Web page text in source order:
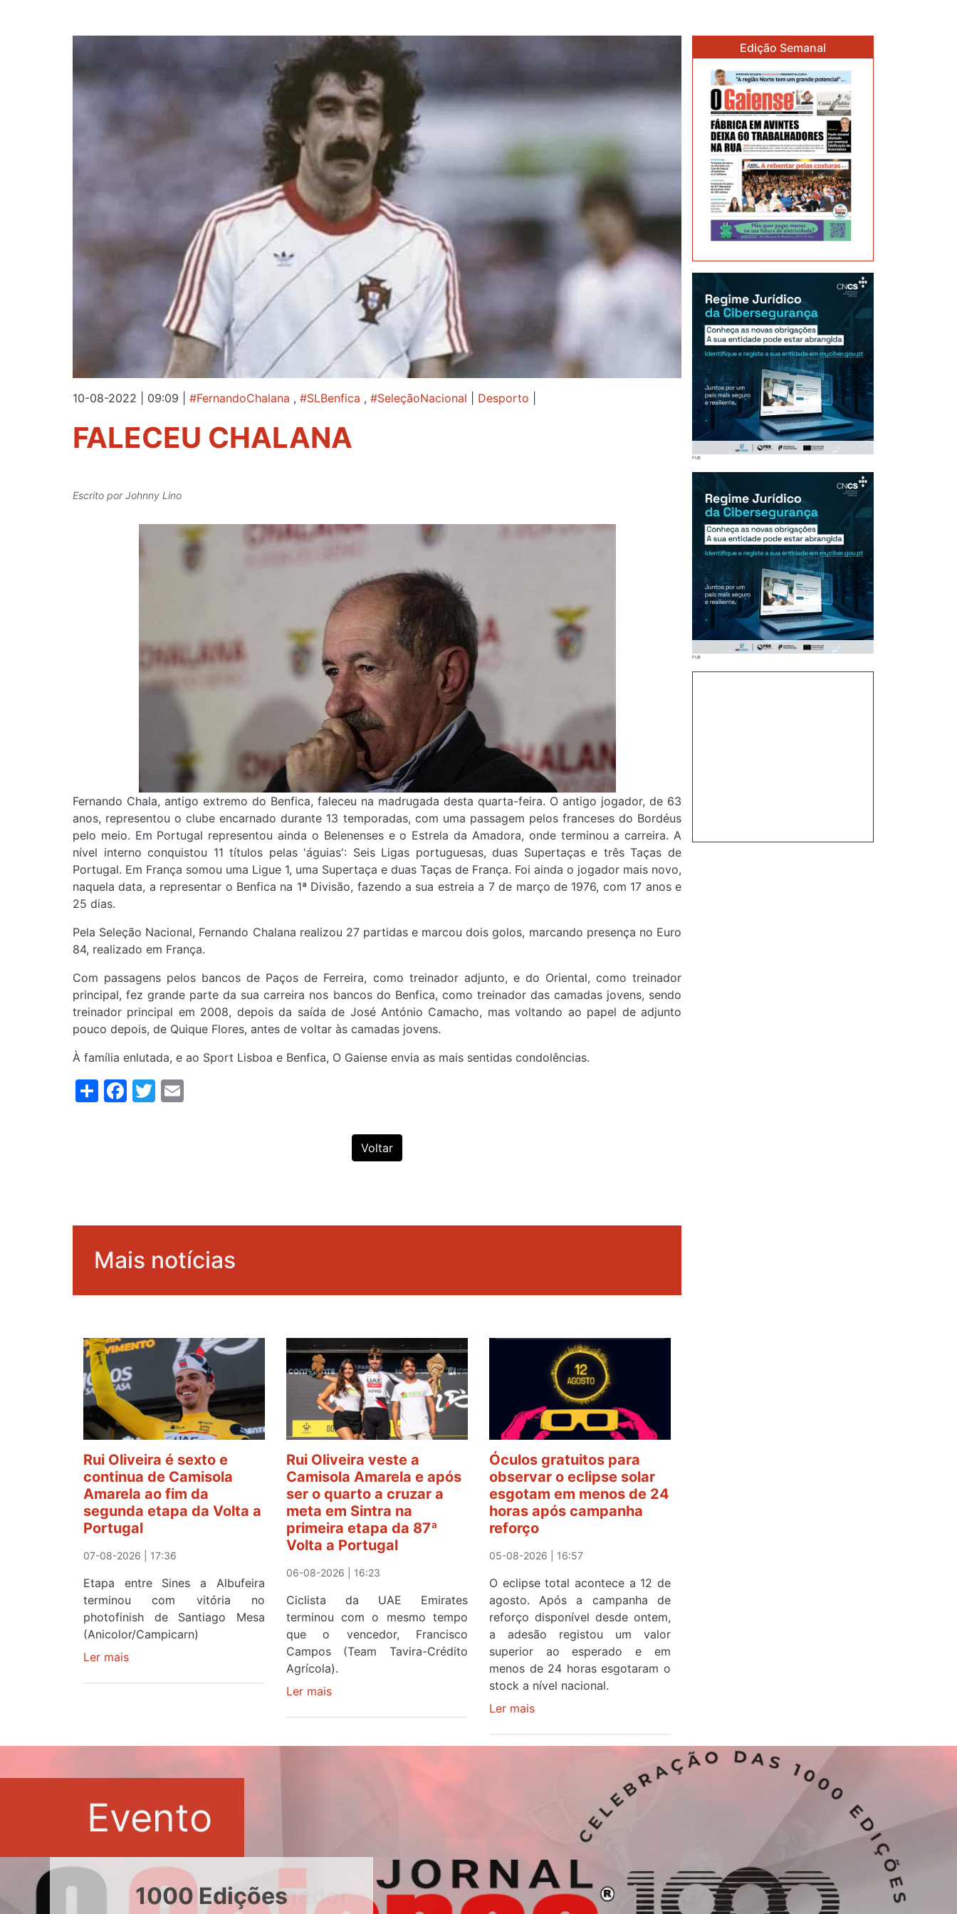
10-08-2022 | 09:09 #FernandoChalana , #SLBenfica , #SeleçãoNacional Desporto
FALECEU CHALANA
Escrito porJohnny Lino
Fernando Chala, antigo extremo do Benfica, faleceu na madrugada desta quarta-feira. O antigo jogador, de 63
anos, representou o clube encarnado durante 13 temporadas, com uma passagem pelos franceses do Bordéus
pelo meio. Em Portugal representou ainda o Belenenses e o Estrela da Amadora, onde terminou a carreira. A
nível interno conquistou 11 títulos pelas 'águias': Seis Ligas portuguesas, duas Supertaças e três Taças de
Portugal. Em França somou uma Ligue 1, uma Supertaça e duas Taças de França. Foi ainda o jogador mais novo,
naquela data, a representar o Benfica na 1ª Divisão, fazendo a sua estreia a 7 de março de 1976, com 17 anos e
25 dias.
Pela Seleção Nacional, Fernando Chalana realizou 27 partidas e marcou dois golos, marcando presença no Euro
84, realizado em França.
Com passagens pelos bancos de Paços de Ferreira, como treinador adjunto, e do Oriental, como treinador
principal, fez grande parte da sua carreira nos bancos do Benfica, como treinador das camadas jovens, sendo
treinador principal em 2008, depois da saída de José António Camacho, mas voltando ao papel de adjunto
pouco depois, de Quique Flores, antes de voltar às camadas jovens.
À família enlutada, e ao Sport Lisboa e Benfica, O Gaiense envia as mais sentidas condolências.
ShareFacebook
Twitter
Voltar
Mais notícias
Rui Oliveira é sexto e
continua de Camisola
Amarela ao fim da
segunda etapa da Volta a
Portugal
07-08-2026 | 17:36
Etapa entre Sines a Albufeira
terminou com vitória no
photofinish de Santiago Mesa
(Anicolor/Campicarn)
Ler mais
e
de
Amarela
ao
segunda
etapa
Rui Oliveira veste a
Camisola Amarela e após
ser o quarto a cruzar a
meta em Sintra na
primeira etapa da 87ª
Volta a Portugal
06-08-2026 | 16:23
Ciclista da UAE Emirates
terminou com o mesmo tempo
que o vencedor, Francisco
Campos (Team Tavira-Crédito
Agrícola).
Ler maissobre
veste
a
Óculos gratuitos para
observar o eclipse solar
esgotam em menos de 24
horas após campanha
reforço
05-08-2026 | 16:57
O eclipse total acontece a 12 de
agosto. Após a campanha de
reforço disponível desde ontem,
a adesão registou um valor
superior ao esperado e em
menos de 24 horas esgotaram o
stock a nível nacional.
Ler maissobre
gratuitos
esgotam
em
menos
de
Edição Semanal
Evento
1000 Edições